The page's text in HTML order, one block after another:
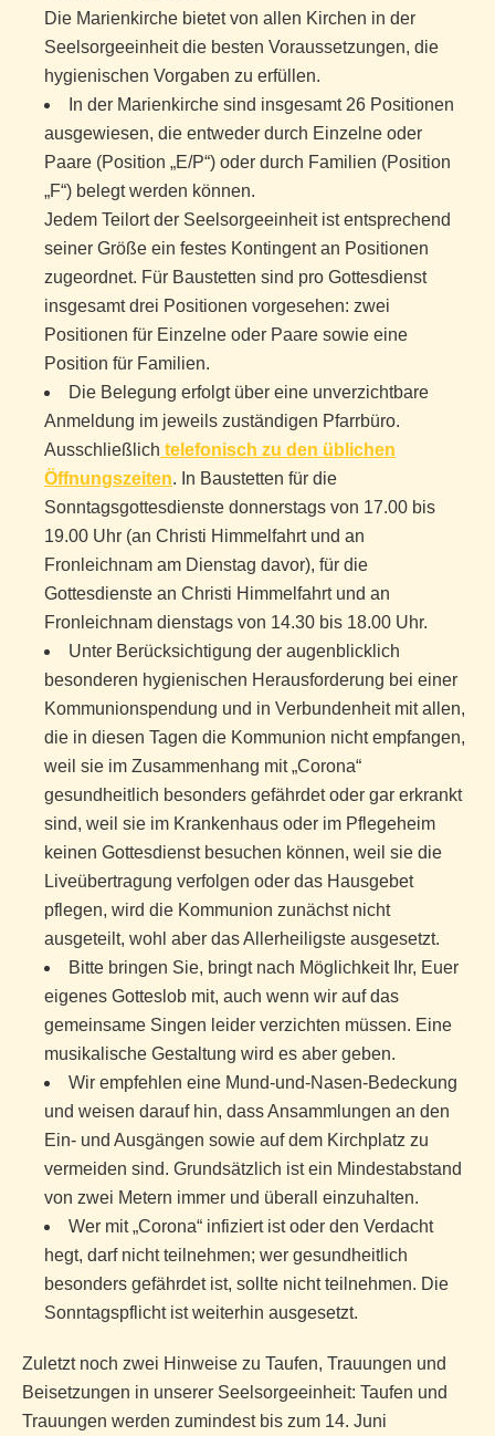
Die Marienkirche bietet von allen Kirchen in der
Seelsorgeeinheit die besten Voraussetzungen, die
hygienischen Vorgaben zu erfüllen.
In der Marienkirche sind insgesamt 26 Positionen
ausgewiesen, die entweder durch Einzelne oder
Paare (Position „E/P“) oder durch Familien (Position
„F“) belegt werden können.
Jedem Teilort der Seelsorgeeinheit ist entsprechend
seiner Größe ein festes Kontingent an Positionen
zugeordnet. Für Baustetten sind pro Gottesdienst
insgesamt drei Positionen vorgesehen: zwei
Positionen für Einzelne oder Paare sowie eine
Position für Familien.
Die Belegung erfolgt über eine unverzichtbare
Anmeldung im jeweils zuständigen Pfarrbüro.
Ausschließlich telefonisch zu den üblichen
Öffnungszeiten. In Baustetten für die
Sonntagsgottesdienste donnerstags von 17.00 bis
19.00 Uhr (an Christi Himmelfahrt und an
Fronleichnam am Dienstag davor), für die
Gottesdienste an Christi Himmelfahrt und an
Fronleichnam dienstags von 14.30 bis 18.00 Uhr.
Unter Berücksichtigung der augenblicklich
besonderen hygienischen Herausforderung bei einer
Kommunionspendung und in Verbundenheit mit allen,
die in diesen Tagen die Kommunion nicht empfangen,
weil sie im Zusammenhang mit „Corona“
gesundheitlich besonders gefährdet oder gar erkrankt
sind, weil sie im Krankenhaus oder im Pflegeheim
keinen Gottesdienst besuchen können, weil sie die
Liveübertragung verfolgen oder das Hausgebet
pflegen, wird die Kommunion zunächst nicht
ausgeteilt, wohl aber das Allerheiligste ausgesetzt.
Bitte bringen Sie, bringt nach Möglichkeit Ihr, Euer
eigenes Gotteslob mit, auch wenn wir auf das
gemeinsame Singen leider verzichten müssen. Eine
musikalische Gestaltung wird es aber geben.
Wir empfehlen eine Mund-und-Nasen-Bedeckung
und weisen darauf hin, dass Ansammlungen an den
Ein- und Ausgängen sowie auf dem Kirchplatz zu
vermeiden sind. Grundsätzlich ist ein Mindestabstand
von zwei Metern immer und überall einzuhalten.
Wer mit „Corona“ infiziert ist oder den Verdacht
hegt, darf nicht teilnehmen; wer gesundheitlich
besonders gefährdet ist, sollte nicht teilnehmen. Die
Sonntagspflicht ist weiterhin ausgesetzt.
Zuletzt noch zwei Hinweise zu Taufen, Trauungen und
Beisetzungen in unserer Seelsorgeeinheit: Taufen und
Trauungen werden zumindest bis zum 14. Juni